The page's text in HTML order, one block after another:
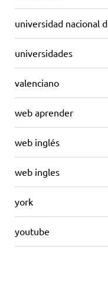
universidad nacional
universidades
valenciano
web aprender
web inglés
web ingles
york
youtube